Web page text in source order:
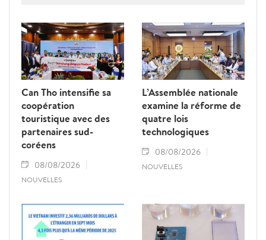
Can Tho intensifie sa
coopération
touristique avec des
partenaires sud-
coréens
08/08/2026
NOUVELLES
L’Assemblée nationale
examine la réforme de
quatre lois
technologiques
08/08/2026
NOUVELLES